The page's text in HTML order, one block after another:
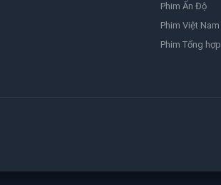
Phim Ấn Độ
Phim Việt Nam
Phim Tổng hợp